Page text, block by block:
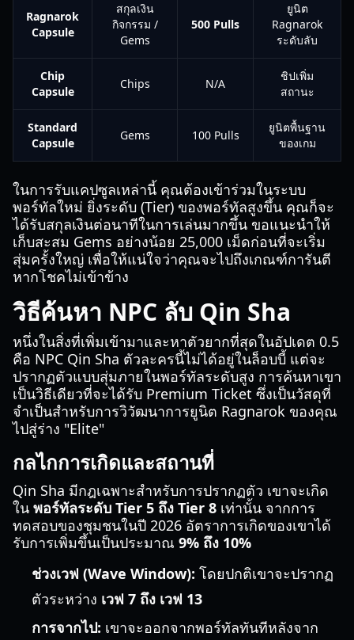
Ragnarok
Capsule
สกุลเงิน
กิจกรรม /
Gems
500 Pulls
ยูนิต
Ragnarok
ระดับลับ
Chip
Capsule
Chips N/A
ชิปเพิ่ม
สถานะ
Standard
Capsule
Gems 100 Pulls
ยูนิตพื้นฐาน
ของเกม
ในการรับแคปซูลเหล่านี้ คุณต้องเข้าร่วมในระบบ
พอร์ทัลใหม่ ยิ่งระดับ (Tier) ของพอร์ทัลสูงขึ้น คุณก็จะ
ได้รับสกุลเงินต่อนาทีในการเล่นมากขึ้น ขอแนะนำให้
เก็บสะสม Gems อย่างน้อย 25,000 เม็ดก่อนที่จะเริ่ม
สุ่มครั้งใหญ่ เพื่อให้แน่ใจว่าคุณจะไปถึงเกณฑ์การันตี
หากโชคไม่เข้าข้าง
วิธีค้นหา NPC ลับ Qin Sha
หนึ่งในสิ่งที่เพิ่มเข้ามาและหาตัวยากที่สุดในอัปเดต 0.5
คือ NPC Qin Sha ตัวละครนี้ไม่ได้อยู่ในล็อบบี้ แต่จะ
ปรากฏตัวแบบสุ่มภายในพอร์ทัลระดับสูง การค้นหาเขา
เป็นวิธีเดียวที่จะได้รับ Premium Ticket ซึ่งเป็นวัสดุที่
จำเป็นสำหรับการวิวัฒนาการยูนิต Ragnarok ของคุณ
ไปสู่ร่าง "Elite"
กลไกการเกิดและสถานที่
Qin Sha มีกฎเฉพาะสำหรับการปรากฏตัว เขาจะเกิด
ใน พอร์ทัลระดับ Tier 5 ถึง Tier 8 เท่านั้น จากการ
ทดสอบของชุมชนในปี 2026 อัตราการเกิดของเขาได้
รับการเพิ่มขึ้นเป็นประมาณ 9% ถึง 10%
ช่วงเวฟ (Wave Window): โดยปกติเขาจะปรากฏ
ตัวระหว่าง เวฟ 7 ถึง เวฟ 13
การจากไป: เขาจะออกจากพอร์ทัลทันทีหลังจาก